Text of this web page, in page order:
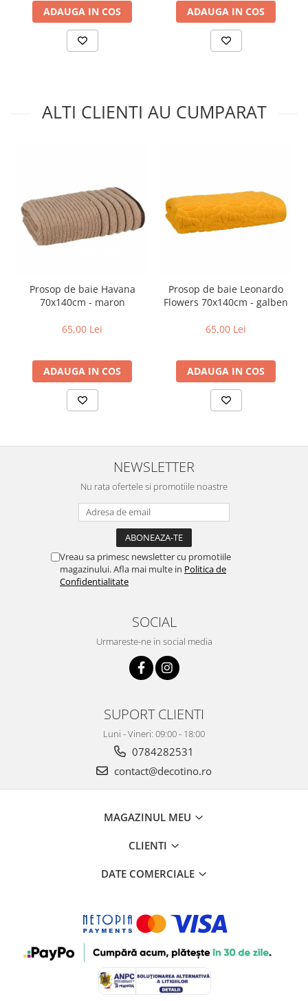
ADAUGA IN COS ADAUGA IN COS
ALTI CLIENTI AU CUMPARAT
Prosop de baie Havana
70x140cm - maron
65,00 Lei
ADAUGA IN COS
Prosop de baie Leonardo
Flowers 70x140cm - galben
65,00 Lei
ADAUGA IN COS
NEWSLETTER
Nu rata ofertele si promotiile noastre
Vreau sa primesc newsletter cu promotiile
magazinului. Afla mai multe in Politica de
Confidentialitate
SOCIAL
Urmareste-ne in social media
SUPORT CLIENTI
Luni - Vineri: 09:00 - 18:00
0784282531
contact@decotino.ro
MAGAZINUL MEU
CLIENTI
DATE COMERCIALE